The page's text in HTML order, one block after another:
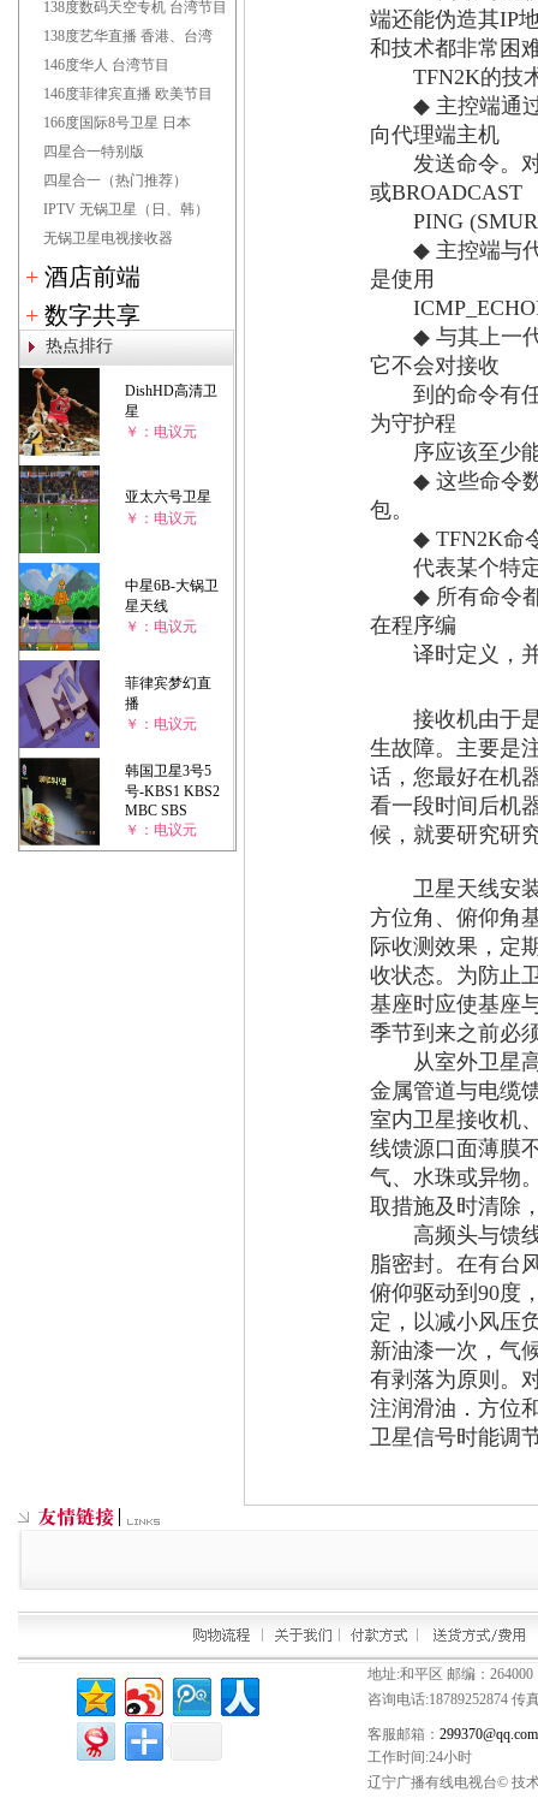
138度数码天空专机 台湾节目
138度艺华直播 香港、台湾
146度华人 台湾节目
146度菲律宾直播 欧美节目
166度国际8号卫星 日本
四星合一特别版
四星合一（热门推荐）
IPTV 无锅卫星（日、韩）
无锅卫星电视接收器
+ 酒店前端
+ 数字共享
热点排行
DishHD高清卫
星
￥：电议元
亚太六号卫星
￥：电议元
中星6B-大锅卫
星天线
￥：电议元
菲律宾梦幻直
播
￥：电议元
韩国卫星3号5
号-KBS1 KBS2
MBC SBS
￥：电议元
端还能伪造其IP
和技术都非常困
TFN2K的技
◆ 主控端通
向代理端主机
发送命令。对
或BROADCAST
PING
◆ 主控端与
是使用
◆ 与其上一
它不会对接收
到的命令有任
为守护程
序应该至少能
◆ 这些命令
包。
◆TFN2K命
代表某个特定
◆ 所有命令
在程序编
译时定义，
接收机由于是
生故障。主要是
话，您最好在机
看一段时间后机
候，就要研究研
卫星天线安装
方位角、俯仰角
际收测效果，定
收状态。为防止
基座时应使基座
季节到来之前必
从室外卫星高
金属管道与电缆
室内卫星接收机
线馈源口面薄膜
气、水珠或异物
取措施及时清除
高频头与馈线
脂密封。在有台
俯仰驱动到90度
定，以减小风压
新油漆一次，气
有剥落为原则。
注润滑油．方位
卫星信号时能调
地址:和平区 邮编：264000
咨询电话:18789252874 传
客服邮箱： 299370@qq.com
工作时间:24小时
辽宁广播有线电视台© 技